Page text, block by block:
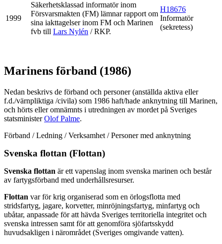
1999
Säkerhetsklassad informatör inom
Försvarsmakten (FM) lämnar rapport om
sina iakttagelser inom FM och Marinen
fvb till Lars Nylén / RKP.
H18676
Informatör
(sekretess)
Marinens förband (1986)
Nedan beskrivs de förband och personer (anställda aktiva eller
f.d./värnpliktiga /civila) som 1986 haft/hade anknytning till Marinen,
och hörts eller omnämnts i utredningen av mordet på Sveriges
statsministerOlof Palme.
Förband / Ledning / Verksamhet / Personer med anknytning
Svenska flottan (Flottan)
Svenska flottan är ett vapenslag inom svenska marinen och består
av fartygsförband med underhållsresurser.
Flottan var för krig organiserad som en örlogsflotta med
stridsfartyg, jagare, korvetter, minröjningsfartyg, minfartyg och
ubåtar, anpassade för att hävda Sveriges territoriella integritet och
svenska intressen samt för att genomföra sjöfartsskydd
huvudsakligen i närområdet (Sveriges omgivande vatten).